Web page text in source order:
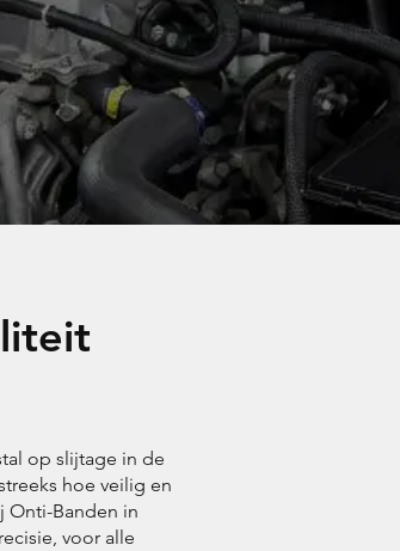
met kwaliteitsonderdelen
betrouwbaar en veilig houdt.
op slijtage in de
hoe veilig en
Onti-Banden in
voor alle